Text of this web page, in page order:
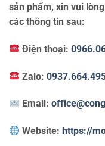
sản phẩm, xin vui
các thông tin sau:
Điện thoại:
Zalo:
Email:
Website: https://